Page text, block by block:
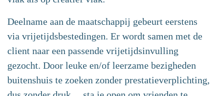
Deelname aan de maatschappij gebeurt eerstens
via vrijetijdsbestedingen. Er wordt samen met de
client naar een passende vrijetijdsinvulling
gezocht. Door leuke en/of leerzame bezigheden
buitenshuis te zoeken zonder prestatieverplichting,